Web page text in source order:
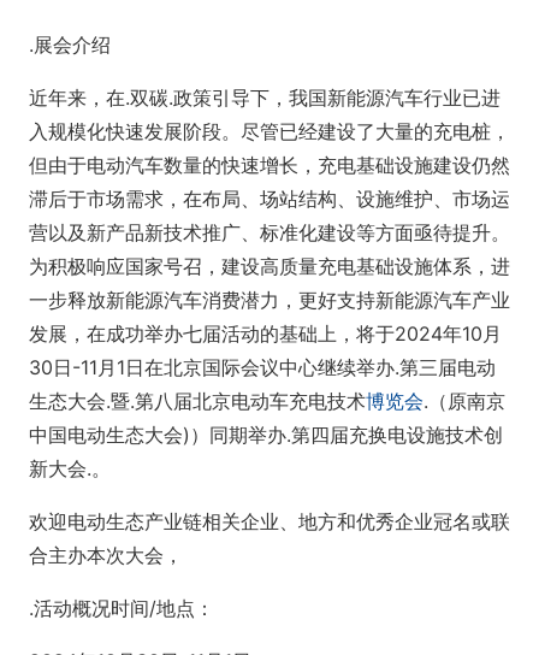
.展会介绍
近年来，在.双碳.政策引导下，我国新能源汽车行业已进
入规模化快速发展阶段。尽管已经建设了大量的充电桩，
但由于电动汽车数量的快速增长，充电基础设施建设仍然
滞后于市场需求，在布局、场站结构、设施维护、市场运
营以及新产品新技术推广、标准化建设等方面亟待提升。
为积极响应国家号召，建设高质量充电基础设施体系，进
一步释放新能源汽车消费潜力，更好支持新能源汽车产业
发展，在成功举办七届活动的基础上，将于2024年10月
30日-11月1日在北京国际会议中心继续举办.第三届电动
生态大会.暨.第八届北京电动车充电技术博览会.（原南京
中国电动生态大会)）同期举办.第四届充换电设施技术创
新大会.。
欢迎电动生态产业链相关企业、地方和优秀企业冠名或联
合主办本次大会，
.活动概况时间/地点：